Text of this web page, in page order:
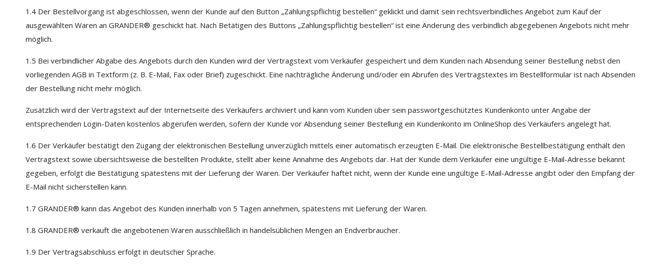
1.4 Der Bestellvorgang ist abgeschlossen, wenn der Kunde auf den Button „Zahlungspflichtig bestellen“ geklickt und damit sein rechtsverbindliches Angebot zum Kauf der
ausgewählten Waren an GRANDER® geschickt hat. Nach Betätigen des Buttons „Zahlungspflichtig bestellen“ ist eine Änderung des verbindlich abgegebenen Angebots nicht mehr
möglich.
1.5 Bei verbindlicher Abgabe des Angebots durch den Kunden wird der Vertragstext vom Verkäufer gespeichert und dem Kunden nach Absendung seiner Bestellung nebst den
vorliegenden AGB in Textform (z. B. E-Mail, Fax oder Brief) zugeschickt. Eine nachträgliche Änderung und/oder ein Abrufen des Vertragstextes im Bestellformular ist nach Absenden
der Bestellung nicht mehr möglich.
Zusätzlich wird der Vertragstext auf der Internetseite des Verkäufers archiviert und kann vom Kunden über sein passwortgeschütztes Kundenkonto unter Angabe der
entsprechenden Login-Daten kostenlos abgerufen werden, sofern der Kunde vor Absendung seiner Bestellung ein Kundenkonto im OnlineShop des Verkäufers angelegt hat.
1.6 Der Verkäufer bestätigt den Zugang der elektronischen Bestellung unverzüglich mittels einer automatisch erzeugten E-Mail. Die elektronische Bestellbestätigung enthält den
Vertragstext sowie übersichtsweise die bestellten Produkte, stellt aber keine Annahme des Angebots dar. Hat der Kunde dem Verkäufer eine ungültige E-Mail-Adresse bekannt
gegeben, erfolgt die Bestätigung spätestens mit der Lieferung der Waren. Der Verkäufer haftet nicht, wenn der Kunde eine ungültige E-Mail-Adresse angibt oder den Empfang der
E-Mail nicht sicherstellen kann.
1.7 GRANDER® kann das Angebot des Kunden innerhalb von 5 Tagen annehmen, spätestens mit Lieferung der Waren.
1.8 GRANDER® verkauft die angebotenen Waren ausschließlich in handelsüblichen Mengen an Endverbraucher.
1.9 Der Vertragsabschluss erfolgt in deutscher Sprache.